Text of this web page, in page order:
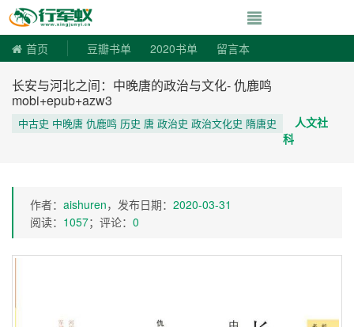
寻书令|走向自
首页 豆瓣书单 2020书单 留言本
长安与河北之间：中晚唐的政治与文化- 仇鹿鸣
mobi+epub+azw3
中古史 中晚唐 仇鹿鸣 历史 唐 政治史 政治文化史 隋唐史
人文社
科
作者： aishuren，发布日期： 2020-03-31
阅读： 1057；评论： 0